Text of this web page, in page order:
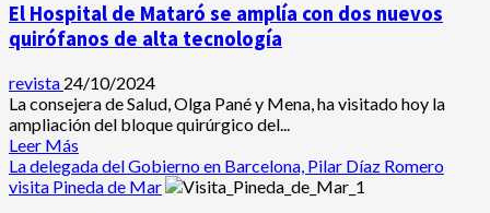
responsable
de
atracos
en
Vilassar
Mar
El Hospital de Mataró se amplía con dos nuevos
quirófanos de alta tecnología
revista 24/10/2024
La consejera de Salud, Olga Pané y Mena, ha visitado hoy la
ampliación del bloque quirúrgico del...
Leer Más
más
acerca
La delegada del Gobierno en Barcelona, ​​Pilar Díaz Romero
visita Pineda de Mar